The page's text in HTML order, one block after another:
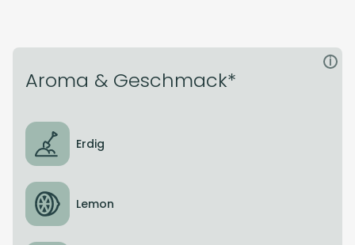
Aroma & Geschmack*
i
Erdig
Lemon